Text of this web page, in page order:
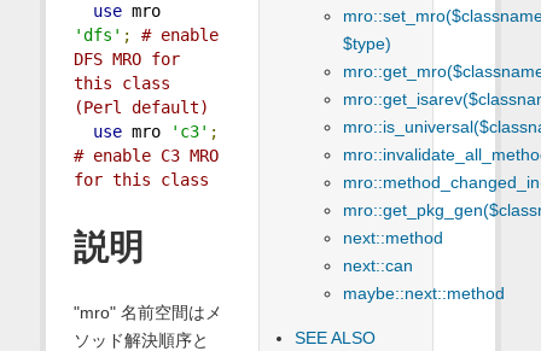
$type)
next::method
next::can
maybe::next::method
SEE ALSO
use
mro
'dfs' ;
# enable
DFS MRO for
this class
(Perl default)
use mro 'c3' ;
# enable C3 MRO
for this class
説明
"mro" 名前空間はメ
ソッド解決順序と